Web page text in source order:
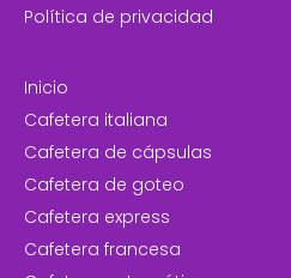
Política de privacidad
Inicio
Cafetera italiana
Cafetera de cápsulas
Cafetera de goteo
Cafetera express
Cafetera francesa